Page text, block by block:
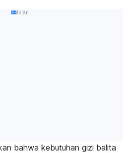
Iklan
bahwa kebutuhan gizi balita